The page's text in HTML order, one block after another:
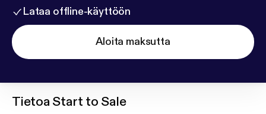
Lataa offline-käyttöön
Aloita maksutta
Tietoa Start to Sale